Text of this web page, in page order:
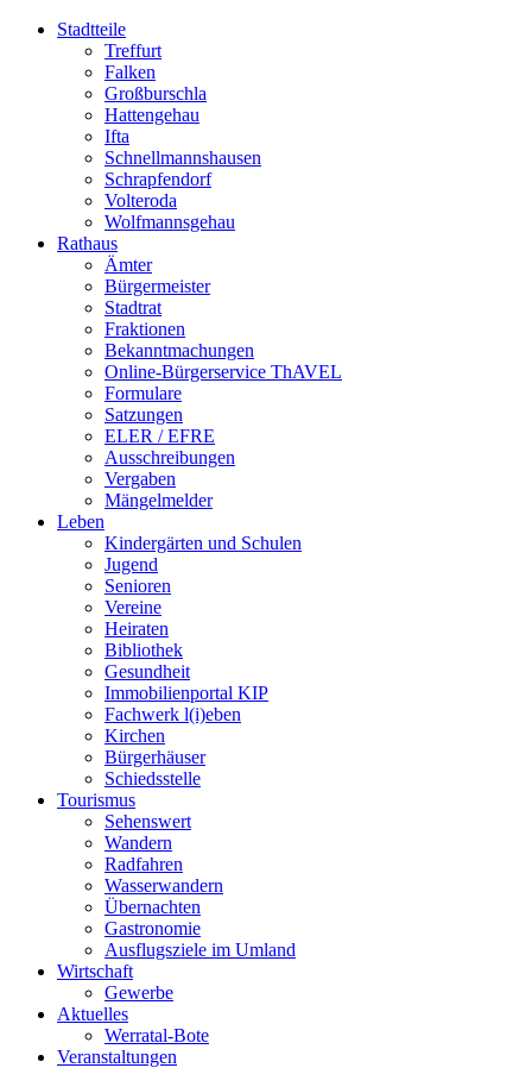
Stadtteile
Treffurt
Falken
Großburschla
Hattengehau
Ifta
Schnellmannshausen
Schrapfendorf
Volteroda
Wolfmannsgehau
Rathaus
Ämter
Bürgermeister
Stadtrat
Fraktionen
Bekanntmachungen
Online-Bürgerservice ThAVEL
Formulare
Satzungen
ELER / EFRE
Ausschreibungen
Vergaben
Mängelmelder
Leben
Kindergärten und Schulen
Jugend
Senioren
Vereine
Heiraten
Bibliothek
Gesundheit
Immobilienportal KIP
Fachwerk l(i)eben
Kirchen
Bürgerhäuser
Schiedsstelle
Tourismus
Sehenswert
Wandern
Radfahren
Wasserwandern
Übernachten
Gastronomie
Ausflugsziele im Umland
Wirtschaft
Gewerbe
Aktuelles
Werratal-Bote
Veranstaltungen